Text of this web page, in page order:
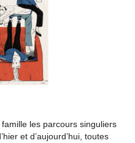
les parcours singuliers
et d’aujourd’hui, toutes